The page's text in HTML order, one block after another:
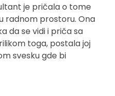
je pričala o tome
radnom prostoru. Ona
da se vidi i priča sa
toga, postala joj
svesku gde bi